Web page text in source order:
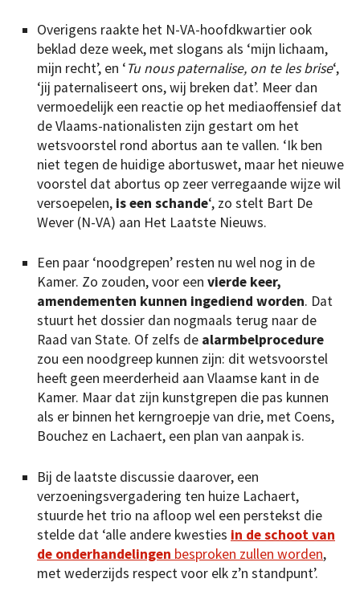
Overigens raakte het N-VA-hoofdkwartier ook
beklad deze week, met slogans als ‘mijn lichaam,
mijn recht’, en ‘Tu nous paternalise, on te les brise‘,
‘jij paternaliseert ons, wij breken dat’. Meer dan
vermoedelijk een reactie op het mediaoffensief dat
de Vlaams-nationalisten zijn gestart om het
wetsvoorstel rond abortus aan te vallen. ‘Ik ben
niet tegen de huidige abortuswet, maar het nieuwe
voorstel dat abortus op zeer verregaande wijze wil
versoepelen, is een schande‘, zo stelt Bart De
Wever (N-VA) aan Het Laatste Nieuws.
Een paar ‘noodgrepen’ resten nu wel nog in de
Kamer. Zo zouden, voor een vierde keer,
amendementen kunnen ingediend worden. Dat
stuurt het dossier dan nogmaals terug naar de
Raad van State. Of zelfs de alarmbelprocedure
zou een noodgreep kunnen zijn: dit wetsvoorstel
heeft geen meerderheid aan Vlaamse kant in de
Kamer. Maar dat zijn kunstgrepen die pas kunnen
als er binnen het kerngroepje van drie, met Coens,
Bouchez en Lachaert, een plan van aanpak is.
Bij de laatste discussie daarover, een
verzoeningsvergadering ten huize Lachaert,
stuurde het trio na afloop wel een perstekst die
stelde dat ‘alle andere kwesties in de schoot van
de onderhandelingen besproken zullen worden,
met wederzijds respect voor elk z’n standpunt’.